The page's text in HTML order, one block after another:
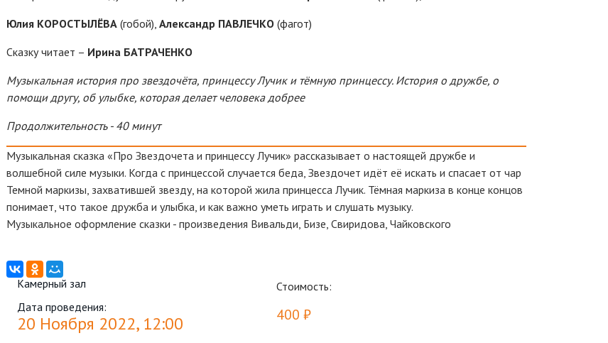
Юлия КОРОСТЫЛЁВА(гобой), Александр ПАВЛЕЧКО(фагот)
Сказку читает – Ирина БАТРАЧЕНКО
Музыкальная история про звездочёта, принцессу Лучик и тёмную принцессу. История о дружбе, о
помощи другу, об улыбке, которая делает человека добрее
Продолжительность - 40 минут
Музыкальная сказка «Про Звездочета и принцессу Лучик» рассказывает о настоящей дружбе и
волшебной силе музыки. Когда с принцессой случается беда, Звездочет идёт её искать и спасает от чар
Темной маркизы, захватившей звезду, на которой жила принцесса Лучик. Тёмная маркиза в конце концов
понимает, что такое дружба и улыбка, и как важно уметь играть и слушать музыку.
Музыкальное оформление сказки - произведения Вивальди, Бизе, Свиридова, Чайковского
Камерный зал
Дата проведения:
20 Ноября 2022, 12:00
Стоимость:
400 ₽